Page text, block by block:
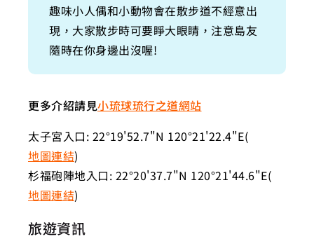
趣味小人偶和小動物會在散步道不經意出
現，大家散步時可要睜大眼睛，注意島友
隨時在你身邊出沒喔!
更多介紹請見小琉球琉行之道網站
太子宮入口: 22°19'52.7"N 120°21'22.4"E(
地圖連結)
杉福砲陣地入口: 22°20'37.7"N 120°21'44.6"E(
地圖連結)
旅遊資訊